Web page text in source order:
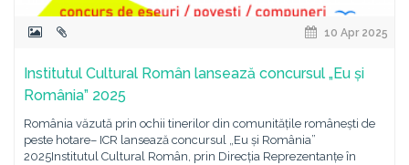
10 Apr 2025
Institutul Cultural Român lansează concursul „Eu și
România” 2025
România văzută prin ochii tinerilor din comunitățile românești de
peste hotare– ICR lansează concursul „Eu și România”
2025Institutul Cultural Român, prin Direcția Reprezentanțe în